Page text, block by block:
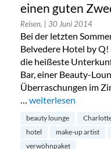
einen guten
Reisen, | 30 Juni 2014
Bei der letzten
Belvedere Hotel by
die heißeste
Bar, einer Beauty-
Überraschungen im
… „The Belvedere
weiterlesen
beauty lounge
hotel
make-up artist
verwöhnpaket